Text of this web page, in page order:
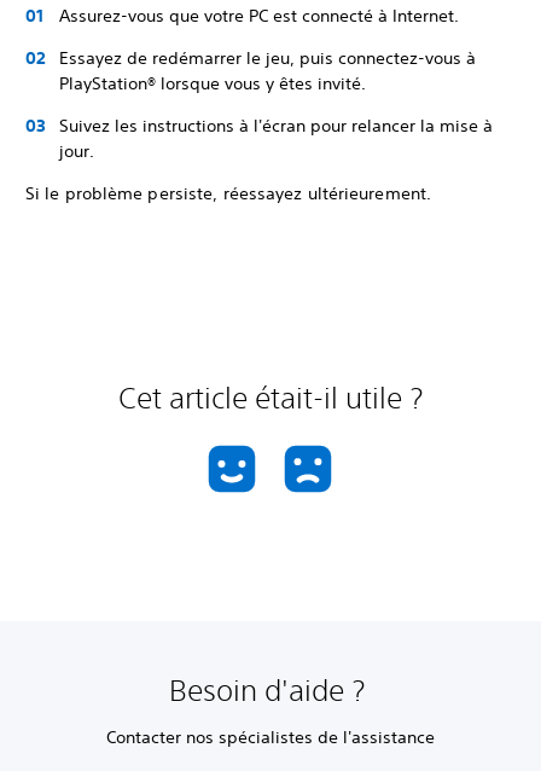
Assurez-vous que votre PC est connecté à Internet.
Essayez de redémarrer le jeu, puis connectez-vous à
PlayStation® lorsque vous y êtes invité.
Suivez les instructions à l'écran pour relancer la mise à
jour.
Si le problème persiste, réessayez ultérieurement.
Cet article était-il utile ?
Besoin d'aide ?
Contacter nos spécialistes de l'assistance